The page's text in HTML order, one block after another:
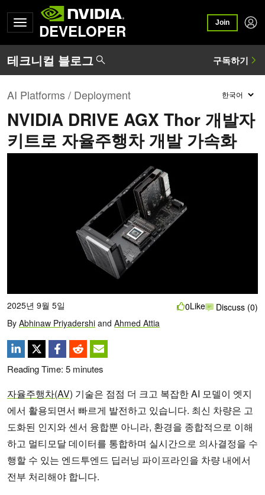
DEVELOPER Join
AI Platforms / Deployment
NVIDIA DRIVE AGX Thor 개발자
키트로 자율주행차 개발 가속화
2025년 9월 5일
By Abhinaw Priyadershi and Ahmed Attia
0Like Discuss (0)
Reading Time: 5 minutes
자율주행차(AV) 기술은 점점 더 크고 복잡한 AI 모델이 엣지
에서 활용되면서 빠르게 발전하고 있습니다. 최신 차량은 고
도화된 인지와 센서 융합뿐 아니라, 환경을 종합적으로 이해
하고 멀티모달 데이터를 통합하며 실시간으로 의사결정을 수
행할 수 있는 엔드투엔드 딥러닝 파이프라인을 차량 내에서
전부 처리해야 합니다.